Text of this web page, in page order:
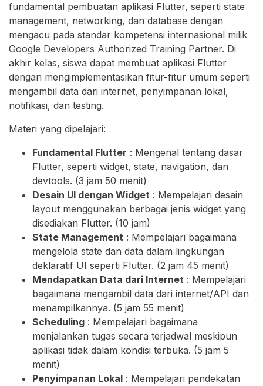
fundamental pembuatan aplikasi Flutter, seperti state
management, networking, dan database dengan
mengacu pada standar kompetensi internasional milik
Google Developers Authorized Training Partner. Di
akhir kelas, siswa dapat membuat aplikasi Flutter
dengan mengimplementasikan fitur-fitur umum seperti
mengambil data dari internet, penyimpanan lokal,
notifikasi, dan testing.
Materi yang dipelajari:
Fundamental Flutter : Mengenal tentang dasar
Flutter, seperti widget, state, navigation, dan
devtools. (3 jam 50 menit)
Desain UI dengan Widget : Mempelajari desain
layout menggunakan berbagai jenis widget yang
disediakan Flutter. (10 jam)
State Management : Mempelajari bagaimana
mengelola state dan data dalam lingkungan
deklaratif UI seperti Flutter. (2 jam 45 menit)
Mendapatkan Data dari Internet : Mempelajari
bagaimana mengambil data dari internet/API dan
menampilkannya. (5 jam 55 menit)
Scheduling : Mempelajari bagaimana
menjalankan tugas secara terjadwal meskipun
aplikasi tidak dalam kondisi terbuka. (5 jam 5
menit)
Penyimpanan Lokal : Mempelajari pendekatan